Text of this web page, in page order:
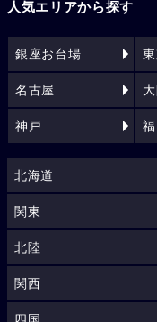
人気エリアから探す
銀座お台場
名古屋
神戸
北海道
関東
北陸
関西